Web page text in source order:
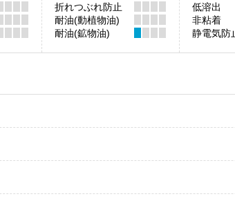
折れつぶれ防止
耐油(動植物油)
耐油(鉱物油)
低溶出
非粘着
静電気防